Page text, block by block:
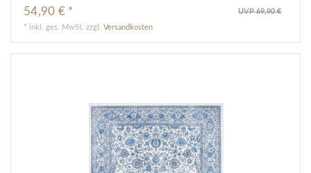
UVP 69,90 €
54,90 € *
* inkl. ges. MwSt. zzgl.Versandkosten